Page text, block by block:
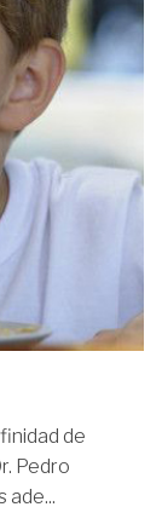
de
Pedro
ade...